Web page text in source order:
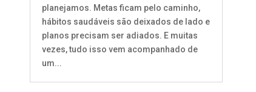
planejamos. Metas ficam pelo caminho,
hábitos saudáveis são deixados de lado e
planos precisam ser adiados. E muitas
vezes, tudo isso vem acompanhado de
um...